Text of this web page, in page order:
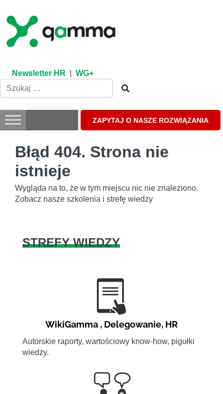
content
Newsletter HR WG+
ZAPYTAJ O NASZE ROZWIĄZANIA
Błąd 404. Strona nie
istnieje
Wygląda na to, że w tym miejscu nic nie znaleziono.
Zobacz nasze szkolenia i strefę wiedzy
STREFY WIEDZY
WikiGamma , Delegowanie, HR
Autorskie raporty, wartościowy know-how, pigułki
wiedzy.